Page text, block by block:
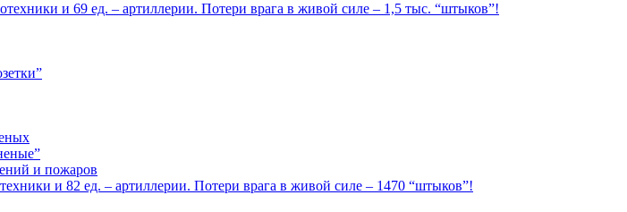
и 69 ед. – артиллерии. Потери врага в живой силе – 1,5 тыс. “штыков”!
и пожаров
и 82 ед. – артиллерии. Потери врага в живой силе – 1470 “штыков”!